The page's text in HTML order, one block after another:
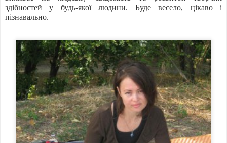
здібностей у будь-якої людини. Буде весело, цікаво і
пізнавально.